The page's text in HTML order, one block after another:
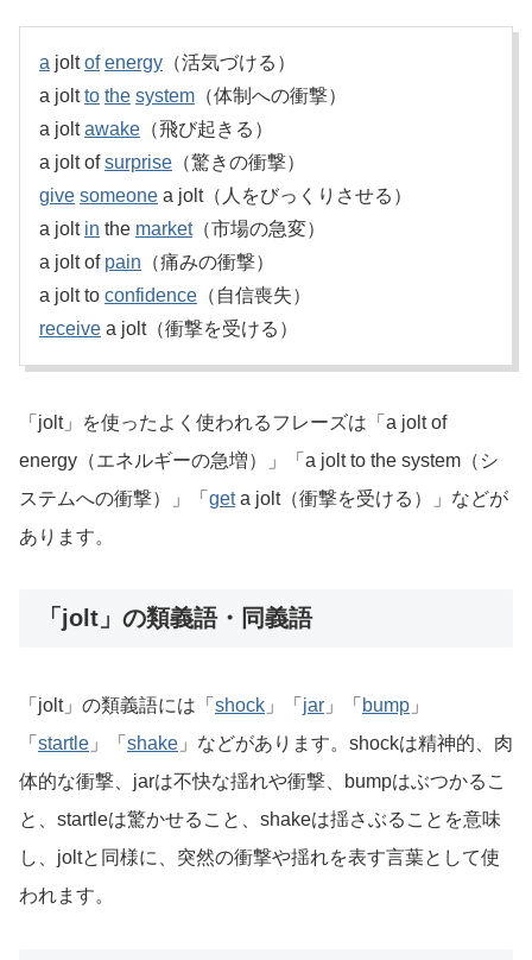
a joltof energy （活気づける）
a joltto the system （体制への衝撃）
a joltawake （飛び起きる）
a jolt ofsurprise （驚きの衝撃）
give someone a jolt（人をびっくりさせる）
a jolt in the market（市場の急変）
a jolt of pain （痛みの衝撃）
a jolt to confidence （自信喪失）
receive a jolt（衝撃を受ける）
「jolt」を使ったよく使われるフレーズは「a jolt of
energy（エネルギーの急増）」「a jolt to the system（シ
ステムへの衝撃）」「 geta jolt（衝撃を受ける）」などが
あります。
「jolt」の類義語・同義語
「jolt」の類義語には「 shock 」「 jar 」「 bump 」
「 startle 」「 shake 」などがあります。shockは精神的、肉
体的な衝撃、jarは不快な揺れや衝撃、bumpはぶつかるこ
と、startleは驚かせること、shakeは揺さぶることを意味
し、joltと同様に、突然の衝撃や揺れを表す言葉として使
われます。